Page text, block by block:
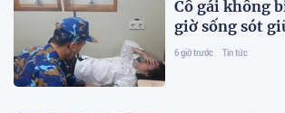
Cô gái không
giờ sống sót
6 giờ trước Tin tức